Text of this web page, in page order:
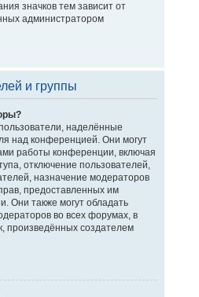
значков тем зависит от
администратором
и группы
наделённые
над конференцией. Они могут
работы конференции, включая
отключение пользователей,
назначение модераторов
предоставленных им
Они также могут обладать
во всех форумах, в
произведённых создателем